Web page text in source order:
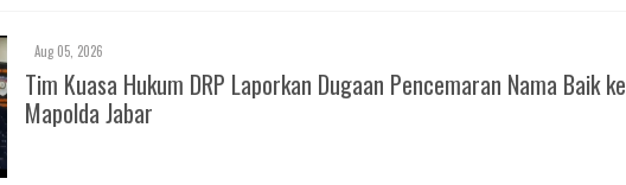
Aug 05, 2026
Tim Kuasa Hukum DRP Laporkan Dugaan Pencemaran Nama Baik ke
Mapolda Jabar